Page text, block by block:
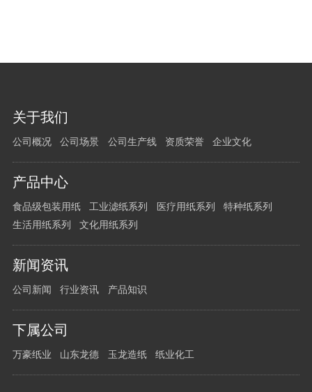
关于我们
公司概况 公司场景 公司生产线 资质荣誉 企业文化
产品中心
食品级包装用纸 工业滤纸系列 医疗用纸系列
特种纸系列
生活用纸系列
文化用纸系列
新闻资讯
公司新闻 行业资讯 产品知识
下属公司
万豪纸业 山东龙德 玉龙造纸 纸业化工